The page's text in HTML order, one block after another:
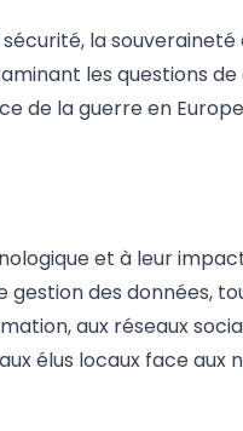
la
les questions
de la guerre en
et à leur
des données,
aux réseaux
élus locaux face aux